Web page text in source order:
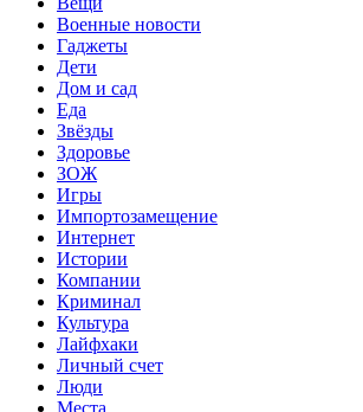
Военные новости
Гаджеты
Дети
Дом и сад
Еда
Звёзды
Здоровье
ЗОЖ
Игры
Импортозамещение
Интернет
Истории
Компании
Криминал
Культура
Лайфхаки
Личный счет
Люди